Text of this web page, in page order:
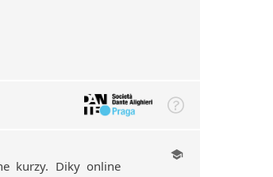
kurzy. Diky online